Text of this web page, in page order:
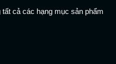
cả các hạng mục sản phẩm